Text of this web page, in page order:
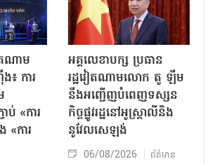
តណាម
ការ
ប់ «ការ
«ការ
អគ្គលេខាបក្ស ប្រធាន
រដ្ឋវៀតណាមលោក តូ ឡឹម
នឹងអញ្ជើញបំពេញទស្សន
កិច្ចផ្លូវរដ្ឋនៅអូស្ត្រាលីនិង
នូវែលសេឡង់
06/08/2026 ព័ត៌មាន